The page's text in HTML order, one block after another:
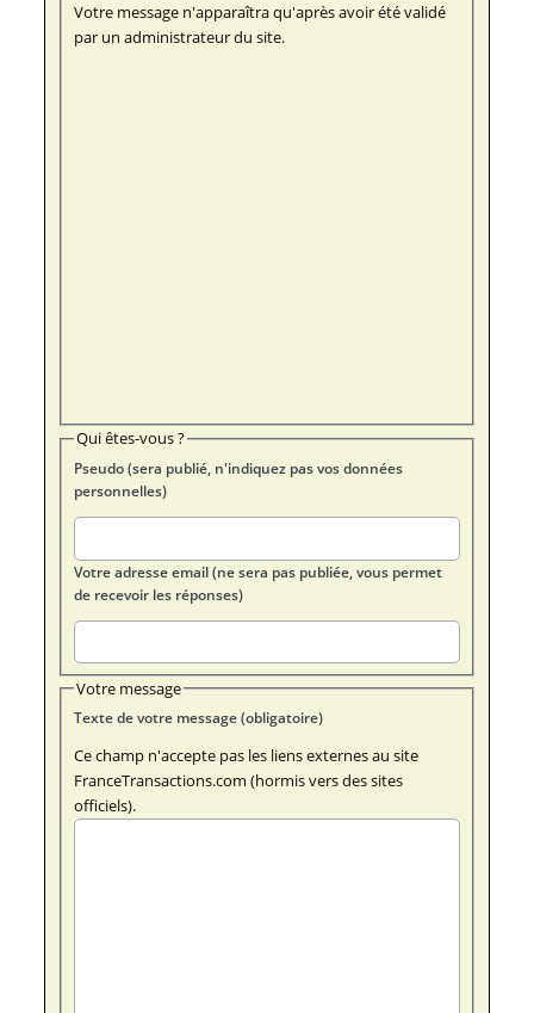
Votre message n'apparaîtra qu'après avoir été validé
par un administrateur du site.
Qui êtes-vous ?
Pseudo (sera publié, n'indiquez pas vos données
personnelles)
Votre adresse email (ne sera pas publiée, vous permet
de recevoir les réponses)
Votre message
Texte de votre message (obligatoire)
Ce champ n'accepte pas les liens externes au site
FranceTransactions.com (hormis vers des sites
officiels).